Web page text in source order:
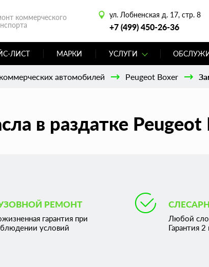
коммерческого
ул. Лобненская д. 17, стр. 8
+7 (499) 450-26-36
ЛИСТ МАРКИ УСЛУГИ
автомобилей Peugeot Boxer
в раздатке
РЕМОНТ
гарантия при
условий
Любой
Гарантия 2